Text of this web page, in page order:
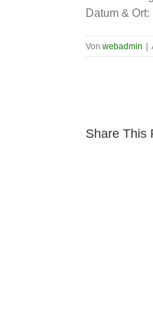
Datum & Ort:
Von webadmin
Share This